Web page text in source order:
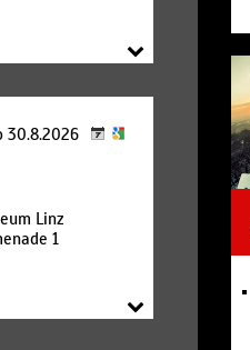
30.8.2026
Linz
1